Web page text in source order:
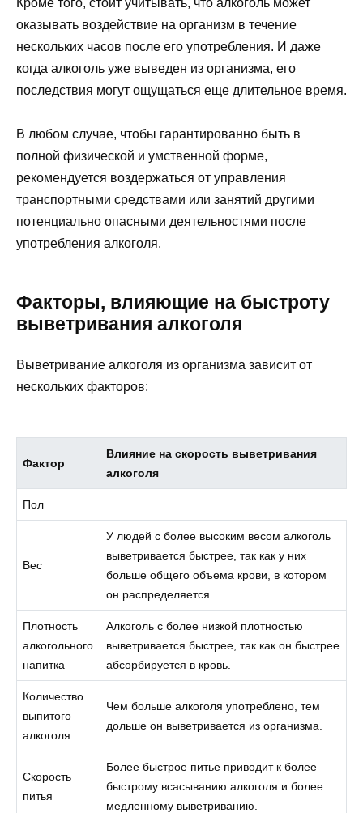
оказывать воздействие на организм в течение
нескольких часов после его употребления. И даже
когда алкоголь уже выведен из организма, его
последствия могут ощущаться еще длительное время.
В любом случае, чтобы гарантированно быть в
полной физической и умственной форме,
рекомендуется воздержаться от управления
транспортными средствами или занятий другими
потенциально опасными деятельностями после
употребления алкоголя.
Факторы, влияющие на быстроту
выветривания алкоголя
Выветривание алкоголя из организма зависит от
нескольких факторов:
Фактор
Влияние на скорость выветривания
алкоголя
Пол
Вес
У людей с более высоким весом алкоголь
выветривается быстрее, так как у них
больше общего объема крови, в котором
он распределяется.
Плотность
алкогольного
напитка
Алкоголь с более низкой плотностью
выветривается быстрее, так как он быстрее
абсорбируется в кровь.
Количество
выпитого
алкоголя
Чем больше алкоголя употреблено, тем
дольше он выветривается из организма.
Скорость
питья
Более быстрое питье приводит к более
быстрому всасыванию алкоголя и более
медленному выветриванию.